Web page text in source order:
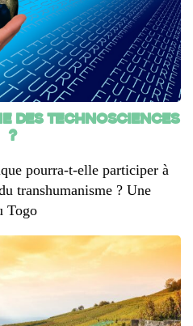
des technosciences
?
pourra-t-elle participer à
transhumanisme ? Une
Togo